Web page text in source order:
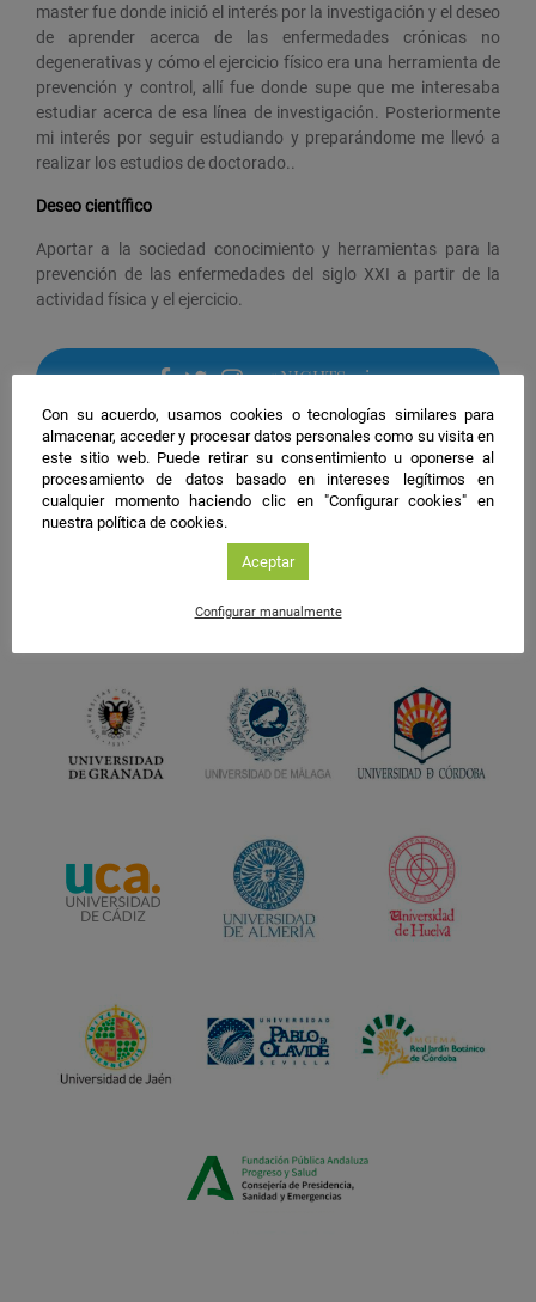
master fue donde inició el interés por la investigación y el deseo
de aprender acerca de las enfermedades crónicas no
degenerativas y cómo el ejercicio físico era una herramienta de
prevención y control, allí fue donde supe que me interesaba
estudiar acerca de esa línea de investigación. Posteriormente
mi interés por seguir estudiando y preparándome me llevó a
realizar los estudios de doctorado..
Deseo científico
Aportar a la sociedad conocimiento y herramientas para la
prevención de las enfermedades del siglo XXI a partir de la
actividad física y el ejercicio.
facebook
twitter
instagram
#NIGHTSpain
Con su acuerdo, usamos cookies o tecnologías similares para
almacenar, acceder y procesar datos personales como su visita en
este sitio web. Puede retirar su consentimiento u oponerse al
procesamiento de datos basado en intereses legítimos en
cualquier momento haciendo clic en "Configurar cookies" en
nuestra política de cookies.
Aceptar
Configurar manualmente